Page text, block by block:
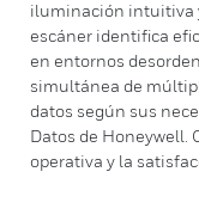
iluminación intuitiva
escáner identifica
en entornos
simultánea de
datos según sus
Datos de Honeywell.
operativa y la